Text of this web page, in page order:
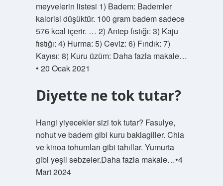
meyvelerin listesi 1) Badem: Bademler
kalorisi düşüktür. 100 gram badem sadece
576 kcal içerir. … 2) Antep fıstığı: 3) Kaju
fıstığı: 4) Hurma: 5) Ceviz: 6) Fındık: 7)
Kayısı: 8) Kuru üzüm: Daha fazla makale…
• 20 Ocak 2021
Diyette ne tok tutar?
Hangi yiyecekler sizi tok tutar? Fasulye,
nohut ve badem gibi kuru baklagiller. Chia
ve kinoa tohumları gibi tahıllar. Yumurta
gibi yeşil sebzeler.Daha fazla makale…•4
Mart 2024